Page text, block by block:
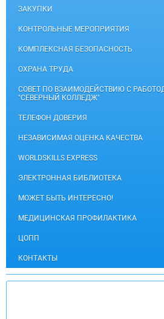
ЗАКУПКИ
КОНТРОЛЬНЫЕ МЕРОПРИЯТИЯ
КОМПЛЕКСНАЯ БЕЗОПАСНОСТЬ
ОХРАНА ТРУДА
СОВЕТ ПО ВЗАИМОДЕЙСТВИЮ С
"СЕВЕРНЫЙ КОЛЛЕДЖ"
ТЕЛЕФОН ДОВЕРИЯ
НЕЗАВИСИМАЯ ОЦЕНКА КАЧЕСТВА
WORLDSKILLS EXPRESS
ЭЛЕКТРОННАЯ БИБЛИОТЕКА
МОЖЕТ БЫТЬ ИНТЕРЕСНО!
МЕДИЦИНСКАЯ ПРОФИЛАКТИКА
ЦОПП
КОНТАКТЫ